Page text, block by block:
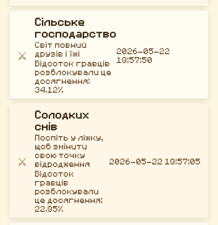
⚔️
Сільське
господарство
Світ повний
друзів і їжі
Відсоток гравців
розблокували це
досягнення:
34.12%
2026-05-22
18:57:50
⚔️
Солодких
снів
Поспіть у ліжку,
щоб змінити
свою точку
відродження
Відсоток
гравців
розблокували
це досягнення:
22.85%
2026-05-22 18:57:05